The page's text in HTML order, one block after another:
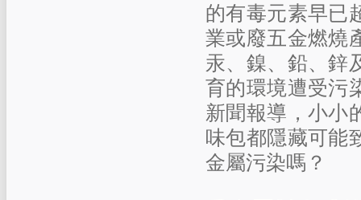
的有毒元素早已
業或廢五金燃燒
汞、鎳、鉛、鋅
育的環境遭受污
新聞報導，小小
味包都隱藏可能
金屬污染嗎？